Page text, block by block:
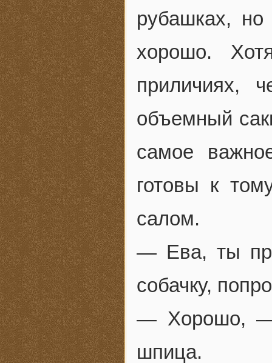
рубашках,
хорошо.
приличиях,
объемный
самое
готовы к
салом.
— Ева, ты
собачку,
— Хорошо, —
шпица.